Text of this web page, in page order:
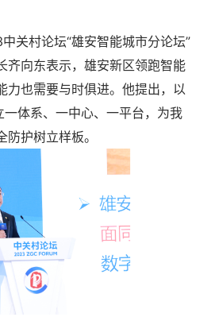
关村论坛“雄安智能城市分论坛”
齐向东表示，雄安新区领跑智能
力也需要与时俱进。他提出，以
一体系、一中心、一平台，为我
护树立样板。